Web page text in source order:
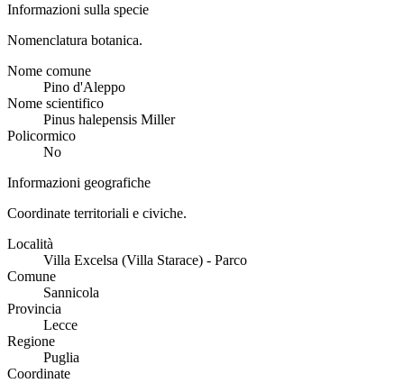
Informazioni sulla specie
Nomenclatura botanica.
Nome comune
Pino d'Aleppo
Nome scientifico
Pinus halepensis Miller
Policormico
No
Informazioni geografiche
Coordinate territoriali e civiche.
Località
Villa Excelsa (Villa Starace) - Parco
Comune
Sannicola
Provincia
Lecce
Regione
Puglia
Coordinate